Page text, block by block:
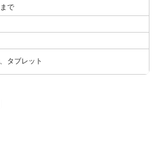
で
タブレット